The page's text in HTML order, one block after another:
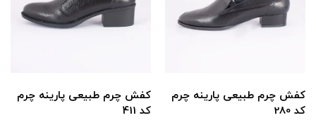
کفش چرم طبیعی پارینه چرم
کد 280
کفش چرم طبیعی پارینه چرم
کد 411